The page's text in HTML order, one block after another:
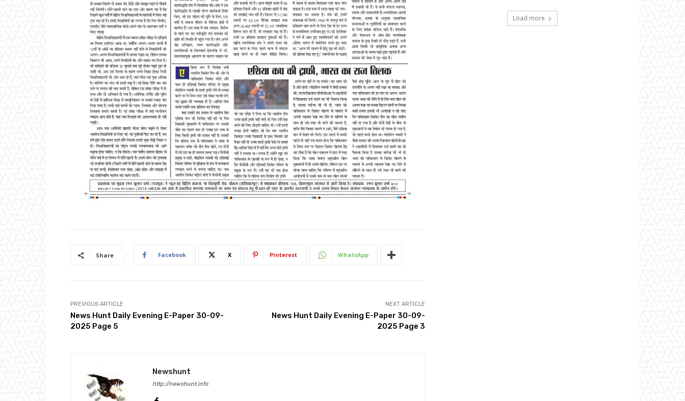
Share Facebook X Pinterest WhatsApp
PREVIOUS ARTICLE
News Hunt Daily Evening E-Paper 30-09-
2025 Page 5
NEXT ARTICLE
News Hunt Daily Evening E-Paper 30-09-
2025 Page 3
Newshunt
http://newshunt.info
Load more